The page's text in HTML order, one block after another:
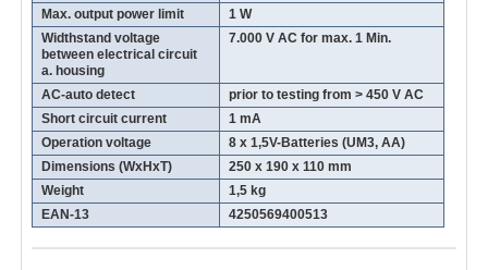
Max. output power limit
1 W
Widthstand voltage
between electrical circuit
a. housing
7.000 V AC for max. 1 Min.
AC-auto detect
prior to testing from > 450 V AC
Short circuit current
1 mA
Operation voltage
8 x 1,5V-Batteries (UM3, AA)
Dimensions (WxHxT)
250 x 190 x 110 mm
Weight
1,5 kg
EAN-13
4250569400513